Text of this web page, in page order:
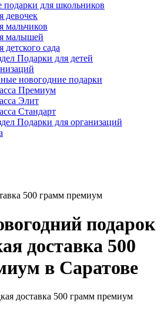
подарки для школьников
девочек
мальчиков
малышей
сада
Подарки для детей
новогодние подарки
Премиум
Элит
Стандарт
Подарки для организаций
500 грамм премиум
подарок
доставка 500
в Саратове
доставка 500 грамм премиум